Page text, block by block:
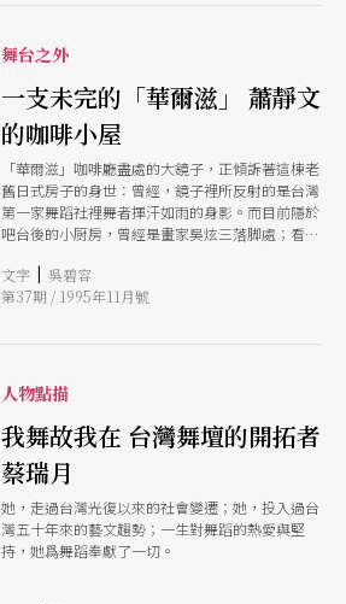
Campus、The Yard、Dance Fusion等團演出並發
表作品，現任敎於國立藝術學院；徐紫櫻爲前太古
踏舞團、當代傳奇劇場舞者，參與多面向舞蹈空
間、太陽舞團的演出，赴美進修期間於瑪莎葛蘭姆
舞團演出並發表創作；李季霖曾參與游好彥舞團演
美國舞蹈節、亞洲靑年編舞家研習營中發表作品；
廖素芬獲英國皇家芭蕾舞文憑，曾於馬來西亞、泰
國、中國大陸演出，後赴美國摩斯康寧漢舞蹈學校
進修，來台灣參與蕭靜文舞蹈劇場、光環舞集的演
出。 今年是中華舞蹈社創設五十週年，創社舞蹈
家蔡瑞月將於十二月中旬自澳洲回台，爲「靑年編
舞家創作展」揭幕，同時也爲籌設中的蔡瑞月舞蹈
舞台之外
一支未完的「華爾滋」 蕭靜文
的咖啡小屋
「華爾滋」咖啡廳盡處的大鏡子，正傾訴著這棟老
舊日式房子的身世：曾經，鏡子裡所反射的是台灣
第一家舞蹈社裡舞者揮汗如雨的身影。而目前隱於
吧台後的小厨房，曾經是畫家吳炫三落脚處；看似
櫉。不是隨著「懷舊復古」風而曳動，「華爾滋」
所散發出來的舊味，彷彿是歷歷在目的時空凝結。
文字 | 吳碧容
第37期 / 1995年11月號
人物點描
我舞故我在 台灣舞壇的開拓者
蔡瑞月
她，走過台灣光復以來的社會變遷；她，投入過台
灣五十年來的藝文趨勢；一生對舞蹈的熱愛與堅
持，她爲舞蹈奉獻了一切。